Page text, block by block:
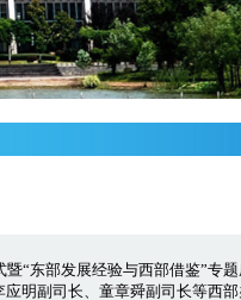
“东部发展经验与西部借鉴”专
明副司长、童章舜副司长等西部